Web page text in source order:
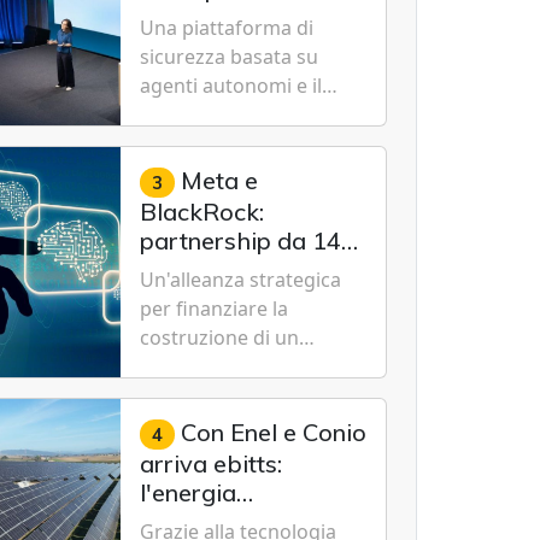
Cybersecurity.
nuovo modello IA
specializzato per la
cybersecurity
Una piattaforma di
sicurezza basata su
agenti autonomi e il
Cyber-1-Flash per
consentire alle
organizzazioni di
passare da una difesa
reattiva a una strategia
di gestione continua del
rischio.
3 Meta e
BlackRock:
partnership da 14
miliardi di dollari
per un data center
da record in Texas
Un'alleanza strategica
per finanziare la
costruzione di un
1 gigawatt a El Paso,
volto a sostenere le
future ambizioni di
superintelligenza e
intelligenza artificiale
4 Con Enel e Conio
arriva ebitts:
l'energia
rinnovabile entra in
Grazie alla tecnologia